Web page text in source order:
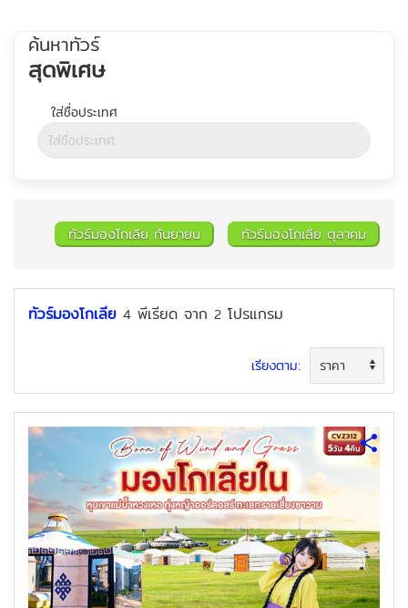
ค้นหาทัวร์
สุดพิเศษ
ทัวร์มองโกเลีย กันยายน ทัวร์มองโกเลีย ตุลาคม
ทัวร์มองโกเลีย 4 พีเรียด จาก 2 โปรแกรม
เรียงตาม: